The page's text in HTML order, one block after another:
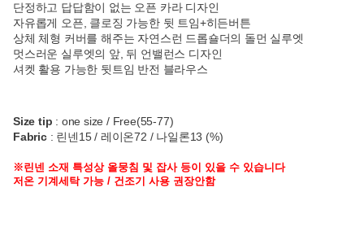
단정하고 답답함이 없는 오픈 카라 디자인
자유롭게 오픈, 클로징 가능한 뒷 트임+히든버튼
상체 체형 커버를 해주는 자연스런 드롭숄더의 돌먼 실루엣
멋스러운 실루엣의 앞, 뒤 언밸런스 디자인
셔켓 활용 가능한 뒷트임 반전 블라우스
Size tip : one size / Free(55-77)
Fabric: 린넨15 / 레이온72 / 나일론13 (%)
※린넨 소재 특성상 올뭉침 및 잡사 등이 있을 수 있습니다
저온 기계세탁 가능 / 건조기 사용 권장안함